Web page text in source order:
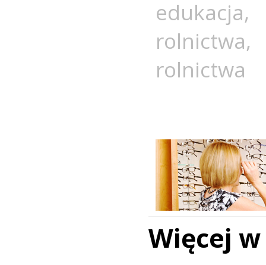
edukacja
rolnictwa
rolnictwa
Więcej